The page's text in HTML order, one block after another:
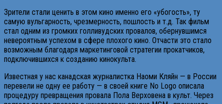
Зрители стали ценить в этом кино именно его «убогость», ту
самую вульгарность, чрезмерность, пошлость и т.д. Так фильм
стал одним из громких голливудских провалов, обернувшимся
невероятным успехом в сфере плохого кино. Отчасти это стало
возможным благодаря маркетинговой стратегии прокатчиков,
подключившихся к созданию кинокульта.
Известная у нас канадская журналистка Наоми Кляйн — в России
перевели не одну ее работу — в своей книге No Logo описала
процедуру превращения провала Пола Верховена в культ. Через